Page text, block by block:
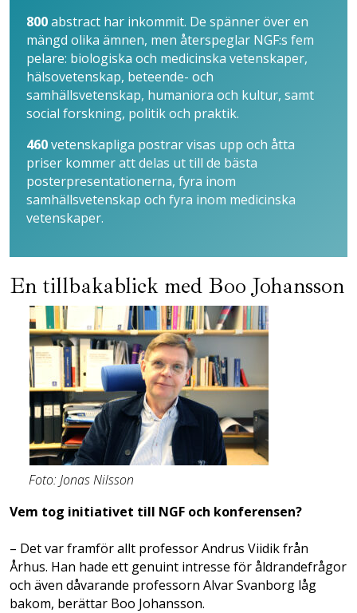
800abstract har inkommit. De spänner över en
mängd olika ämnen, men återspeglar NGF:s fem
pelare: biologiska och medicinska vetenskaper,
hälsovetenskap, beteende- och
samhällsvetenskap, humaniora och kultur, samt
social forskning, politik och praktik.
460vetenskapliga postrar visas upp och åtta
priser kommer att delas ut till de bästa
posterpresentationerna, fyra inom
samhällsvetenskap och fyra inom medicinska
vetenskaper.
En tillbakablick med Boo Johansson
Foto: Jonas Nilsson
Vem tog initiativet till NGF och konferensen?
– Det var framför allt professor Andrus Viidik från
Århus. Han hade ett genuint intresse för åldrandefrågor
och även dåvarande professorn Alvar Svanborg låg
bakom, berättar Boo Johansson.